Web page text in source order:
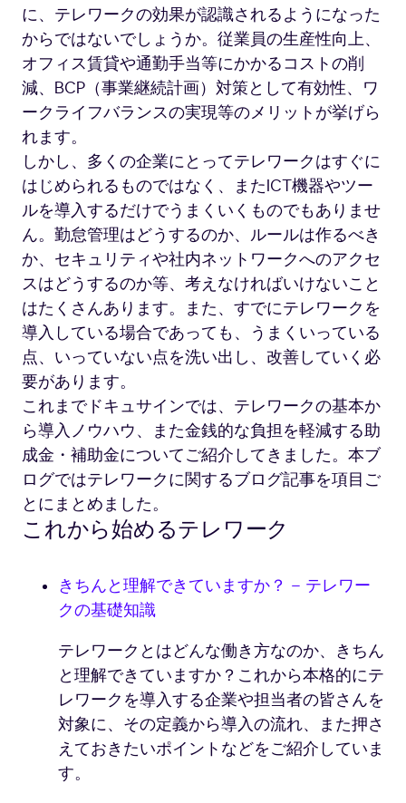
に、テレワークの効果が認識されるようになった
からではないでしょうか。従業員の生産性向上、
オフィス賃貸や通勤手当等にかかるコストの削
減、BCP（事業継続計画）対策として有効性、ワ
ークライフバランスの実現等のメリットが挙げら
れます。
しかし、多くの企業にとってテレワークはすぐに
はじめられるものではなく、またICT機器やツー
ルを導入するだけでうまくいくものでもありませ
ん。勤怠管理はどうするのか、ルールは作るべき
か、セキュリティや社内ネットワークへのアクセ
スはどうするのか等、考えなければいけないこと
はたくさんあります。また、すでにテレワークを
導入している場合であっても、うまくいっている
点、いっていない点を洗い出し、改善していく必
要があります。
これまでドキュサインでは、テレワークの基本か
ら導入ノウハウ、また金銭的な負担を軽減する助
成金・補助金についてご紹介してきました。本ブ
ログではテレワークに関するブログ記事を項目ご
とにまとめました。
これから始めるテレワーク
きちんと理解できていますか？ – テレワー
クの基礎知識
テレワークとはどんな働き方なのか、きちん
と理解できていますか？これから本格的にテ
レワークを導入する企業や担当者の皆さんを
対象に、その定義から導入の流れ、また押さ
えておきたいポイントなどをご紹介していま
す。